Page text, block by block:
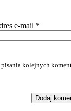
e-mail *
kolejnych